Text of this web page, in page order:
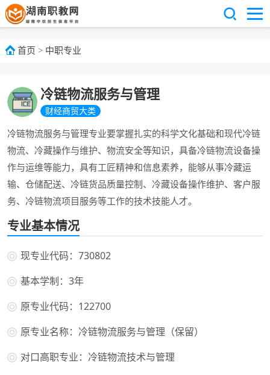
首页 > 中职专业
冷链物流服务与管理
财经商贸大类
冷链物流服务与管理专业要掌握扎实的科学文化基础和现代冷链
物流、冷藏操作与维护、物流安全等知识，具备冷链物流设备操
作与运维等能力，具有工匠精神和信息素养，能够从事冷藏运
输、仓储配送、冷链货品质量控制、冷藏设备操作维护、客户服
务、冷链物流项目服务等工作的技术技能人才。
专业基本情况
现专业代码：730802
基本学制：3年
原专业代码：122700
原专业名称：冷链物流服务与管理（保留）
对口高职专业：冷链物流技术与管理